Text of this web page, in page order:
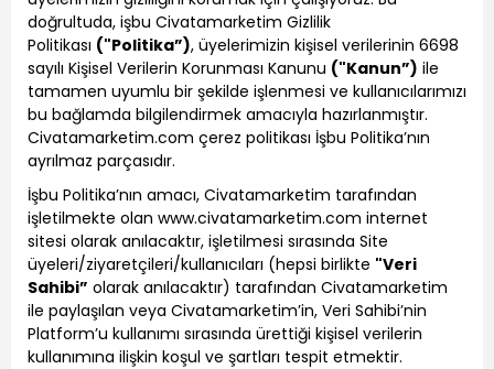
doğrultuda, işbu Civatamarketim Gizlilik
Politikası ("Politika”), üyelerimizin kişisel verilerinin 6698
sayılı Kişisel Verilerin Korunması Kanunu ("Kanun”) ile
tamamen uyumlu bir şekilde işlenmesi ve kullanıcılarımızı
bu bağlamda bilgilendirmek amacıyla hazırlanmıştır.
Civatamarketim.com çerez politikası İşbu Politika’nın
ayrılmaz parçasıdır.
İşbu Politika’nın amacı, Civatamarketim tarafından
işletilmekte olan www.civatamarketim.com internet
sitesi olarak anılacaktır, işletilmesi sırasında Site
üyeleri/ziyaretçileri/kullanıcıları (hepsi birlikte "Veri
Sahibi” olarak anılacaktır) tarafından Civatamarketim
ile paylaşılan veya Civatamarketim’in, Veri Sahibi’nin
Platform’u kullanımı sırasında ürettiği kişisel verilerin
kullanımına ilişkin koşul ve şartları tespit etmektir.